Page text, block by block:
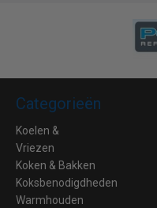
Categorieën
Koelen &
Vriezen
Koken & Bakken
Koksbenodigdheden
Warmhouden